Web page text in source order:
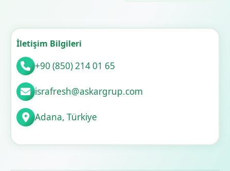
İletişim Bilgileri
+90 (850) 214 01 65
israfresh@askargrup.com
Adana, Türkiye